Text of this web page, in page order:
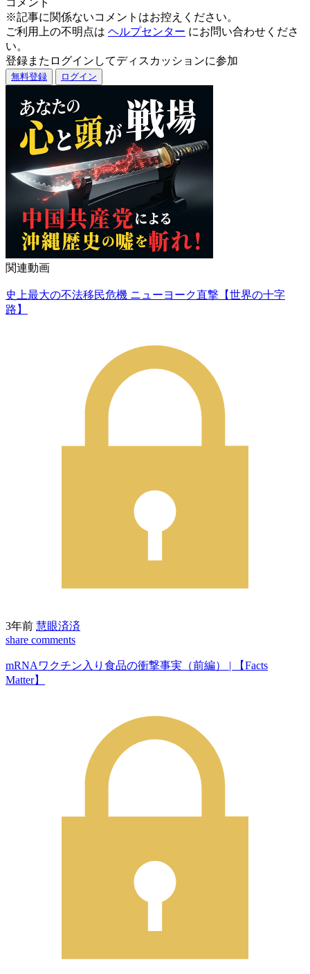
※記事に関係ないコメントはお控えください。
ご利用上の不明点は ヘルプセンター にお問い合わせくださ
い。
登録またログインしてディスカッションに参加
無料登録 ログイン
関連動画
史上最大の不法移民危機 ニューヨーク直撃【世界の十字
路】
3年前 慧眼済済
share comments
mRNAワクチン入り食品の衝撃事実（前編） | 【Facts
Matter】